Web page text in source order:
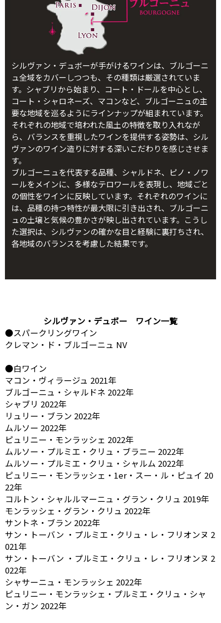
シルヴァン・デュボーが手がけるワインは、ブルゴーニ
ュ全域をカバーしつつも、その種類は厳選されていま
す。シャブリから始まり、コート・ドールを中心とし、
コート・シャロネーズ、マコンなど、ブルゴーニュの主
要な地域を巡るようにラインナップが組まれています。
それぞれの地域で培われた風土の特徴を取り入れなが
ら、バランスを重視したワインを提供する姿勢は、シル
ヴァンのワイン造りに対する深いこだわりを感じさせま
す。
ブルゴーニュを代表する品種、シャルドネ、ピノ・ノワ
ールをメインに、多様なテロワールを表現し、地域ごと
の個性をワインに反映しています。それぞれのワインに
は、品種の持つ特性が最大限に引き出され、ブルゴーニ
ュの土壌と気候の豊かさが映し出されています。こうし
た選択は、シルヴァンの確かな目と経験に裏打ちされ、
各地域のバランスを考慮した結果です。
シルヴァン・デュボー ワイン一覧
●スパークリングワイン
クレマン・ド・ブルゴーニュ NV
●白ワイン
マコン・ヴィラージュ 2021年
ブルゴーニュ・シャルドネ 2022年
シャブリ 2022年
リュリー・ブラン 2022年
ムルソー 2022年
ピュリニー・モンラッシェ 2022年
ムルソー・プルミエ・クリュ・ブラニー 2022年
ムルソー・プルミエ・クリュ・シャルム 2022年
ピュリニー・モンラッシェ・1er・スー・ル・ピュイ 20
22年
コルトン・シャルルマーニュ・グラン・クリュ 2019年
モンラッシェ・グラン・クリュ 2022年
サントネ・ブラン 2022年
サン・トーバン ・プルミエ・クリュ・レ・フリオンヌ 2
021年
サン・トーバン ・プルミエ・クリュ・レ・フリオンヌ 2
022年
シャサーニュ・モンラッシェ 2022年
ピュリニー・モンラッシェ・プルミエ・クリュ・シャ
ン・ガン 2022年